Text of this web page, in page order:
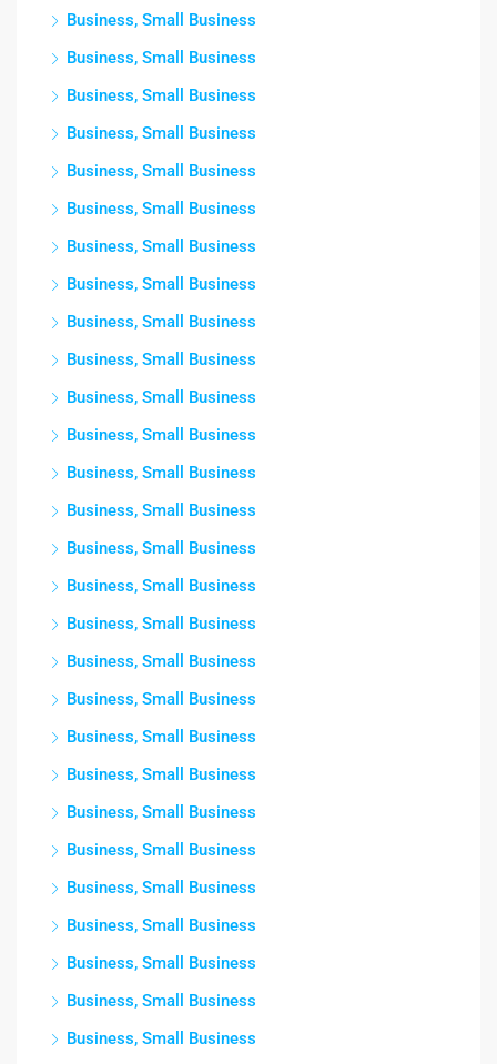
Business, Small Business
Business, Small Business
Business, Small Business
Business, Small Business
Business, Small Business
Business, Small Business
Business, Small Business
Business, Small Business
Business, Small Business
Business, Small Business
Business, Small Business
Business, Small Business
Business, Small Business
Business, Small Business
Business, Small Business
Business, Small Business
Business, Small Business
Business, Small Business
Business, Small Business
Business, Small Business
Business, Small Business
Business, Small Business
Business, Small Business
Business, Small Business
Business, Small Business
Business, Small Business
Business, Small Business
Business, Small Business